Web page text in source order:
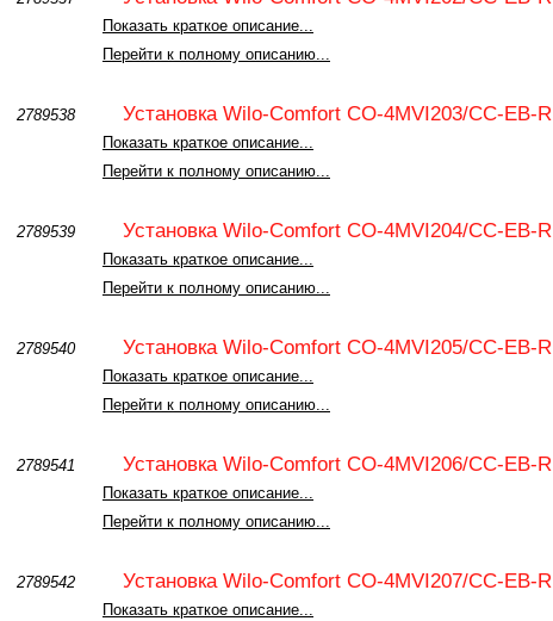
Показать краткое описание...
Перейти к полному описанию...
2789538 Установка Wilo-Comfort CO-4MVI203/CC-EB-R
Показать краткое описание...
Перейти к полному описанию...
2789539 Установка Wilo-Comfort CO-4MVI204/CC-EB-R
Показать краткое описание...
Перейти к полному описанию...
2789540 Установка Wilo-Comfort CO-4MVI205/CC-EB-R
Показать краткое описание...
Перейти к полному описанию...
2789541 Установка Wilo-Comfort CO-4MVI206/CC-EB-R
Показать краткое описание...
Перейти к полному описанию...
2789542 Установка Wilo-Comfort CO-4MVI207/CC-EB-R
Показать краткое описание...